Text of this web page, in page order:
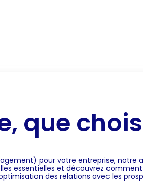
que
pour votre entreprise, notre
essentielles et découvrez comment
des relations avec les